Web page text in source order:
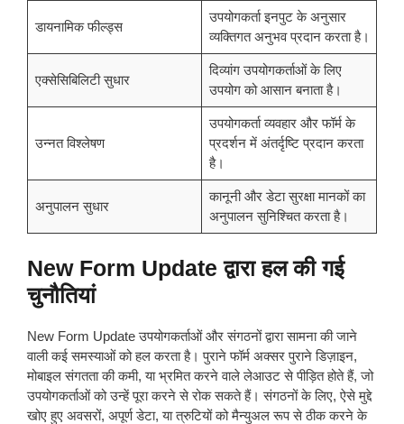
डायनामिक फील्ड्स
उपयोगकर्ता इनपुट के अनुसार
व्यक्तिगत अनुभव प्रदान करता है।
एक्सेसिबिलिटी सुधार
दिव्यांग उपयोगकर्ताओं के लिए
उपयोग को आसान बनाता है।
उन्नत विश्लेषण
उपयोगकर्ता व्यवहार और फॉर्म के
प्रदर्शन में अंतर्दृष्टि प्रदान करता
है।
अनुपालन सुधार
कानूनी और डेटा सुरक्षा मानकों का
अनुपालन सुनिश्चित करता है।
New Form Update द्वारा हल की गई
चुनौतियां
New Form Update उपयोगकर्ताओं और संगठनों द्वारा सामना की जाने
वाली कई समस्याओं को हल करता है। पुराने फॉर्म अक्सर पुराने डिज़ाइन,
मोबाइल संगतता की कमी, या भ्रमित करने वाले लेआउट से पीड़ित होते हैं, जो
उपयोगकर्ताओं को उन्हें पूरा करने से रोक सकते हैं। संगठनों के लिए, ऐसे मुद्दे
खोए हुए अवसरों, अपूर्ण डेटा, या त्रुटियों को मैन्युअल रूप से ठीक करने के